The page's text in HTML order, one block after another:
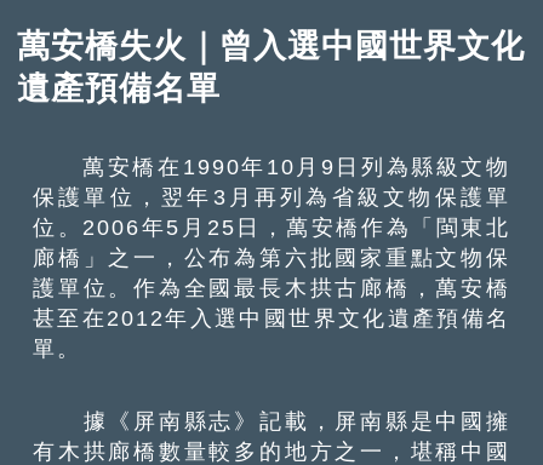
萬安橋失火｜曾入選中國世界文化
遺產預備名單
萬安橋在1990年10月9日列為縣級文物
保護單位，翌年3月再列為省級文物保護單
位。2006年5月25日，萬安橋作為「閩東北
廊橋」之一，公布為第六批國家重點文物保
護單位。作為全國最長木拱古廊橋，萬安橋
甚至在2012年入選中國世界文化遺產預備名
單。
據《屏南縣志》記載，屏南縣是中國擁
有木拱廊橋數量較多的地方之一，堪稱中國